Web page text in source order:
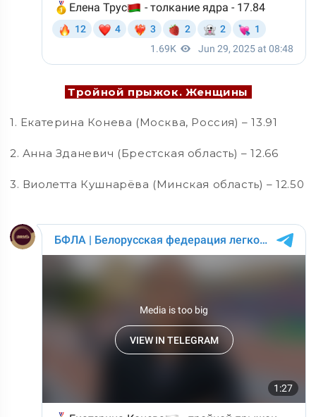
Тройной прыжок. Женщины
1. Екатерина Конева (Москва, Россия) – 13.91
2. Анна Зданевич (Брестская область) – 12.66
3. Виолетта Кушнарёва (Минская область) – 12.50